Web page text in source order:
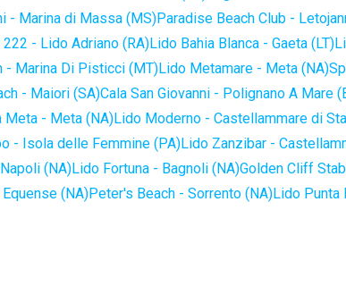
- Marina di Massa (MS)Paradise Beach Club -
222 - Lido Adriano (RA)Lido Bahia Blanca - Gaeta (LT)
- Marina Di Pisticci (MT)Lido Metamare - Meta (NA)
- Maiori (SA)Cala San Giovanni - Polignano A Mare
Meta - Meta (NA)Lido Moderno - Castellammare di
- Isola delle Femmine (PA)Lido Zanzibar -
(NA)Lido Fortuna - Bagnoli (NA)Golden Cliff
(NA)Peter's Beach - Sorrento (NA)Lido Punta